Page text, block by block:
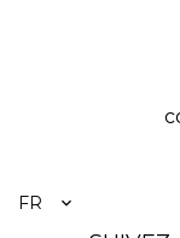
FR